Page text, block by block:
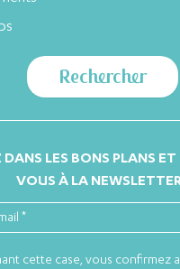
DANS LES BONS PLANS
VOUS À LA
cette case, vous confirmez